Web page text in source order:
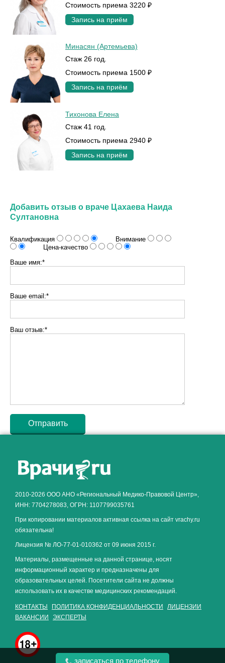
Стоимость приема 3220 ₽
Запись на приём
Минасян (Артемьева)
Стаж 26 год.
Стоимость приема 1500 ₽
Запись на приём
Тихонова Елена
Стаж 41 год.
Стоимость приема 2940 ₽
Запись на приём
Добавить отзыв о враче Цахаева Наида
Султановна
Квалификация
Внимание
Цена-качество
Ваше имя:*
Ваше email:*
Ваш отзыв:*
2010-2026 ООО АНО «Региональный Медико-Правовой Центр»,
ИНН: 7704278083, ОГРН: 1107799035761
При копировании материалов активная ссылка на сайт vrachy.ru
обязательна!
Лицензия № ЛО-77-01-010362 от 09 июня 2015 г.
Материалы, размещенные на данной странице, носят
информационный характер и предназначены для
образовательных целей. Посетители сайта не должны
использовать их в качестве медицинских рекомендаций.
КОНТАКТЫ ПОЛИТИКА КОНФИДЕНЦИАЛЬНОСТИ
ЛИЦЕНЗИИ
ВАКАНСИИ
ЭКСПЕРТЫ
записаться по телефону